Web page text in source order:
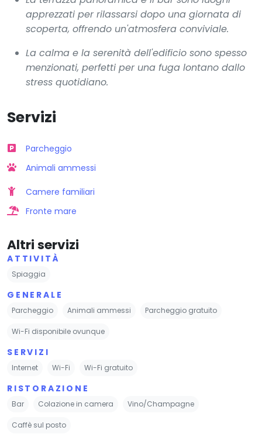
apprezzati per rilassarsi dopo una giornata di
scoperta, offrendo un'atmosfera conviviale.
La calma e la serenità dell'edificio sono spesso
menzionati, perfetti per una fuga lontano dallo
stress quotidiano.
Servizi
Parcheggio
Animali ammessi
Camere familiari
Fronte mare
Altri servizi
ATTIVITÀ
Spiaggia
GENERALE
Parcheggio Animali ammessi Parcheggio gratuito
Wi-Fi disponibile ovunque
SERVIZI
Internet Wi-Fi Wi-Fi gratuito
RISTORAZIONE
Bar Colazione in camera Vino/Champagne
Caffè sul posto